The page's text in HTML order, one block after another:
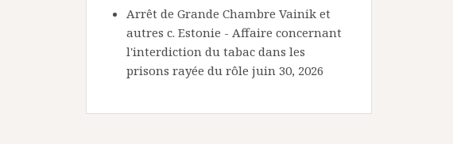
Arrêt de Grande Chambre Vainik et
autres c. Estonie - Affaire concernant
l'interdiction du tabac dans les
prisons rayée du rôle juin 30, 2026